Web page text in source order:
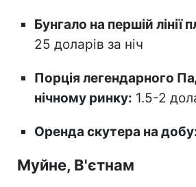
Бунгало на першій лінії
25 доларів за ніч
Порція легендарного
нічному ринку: 1.5-2
Оренда скутера на
Муйне, В'єтнам